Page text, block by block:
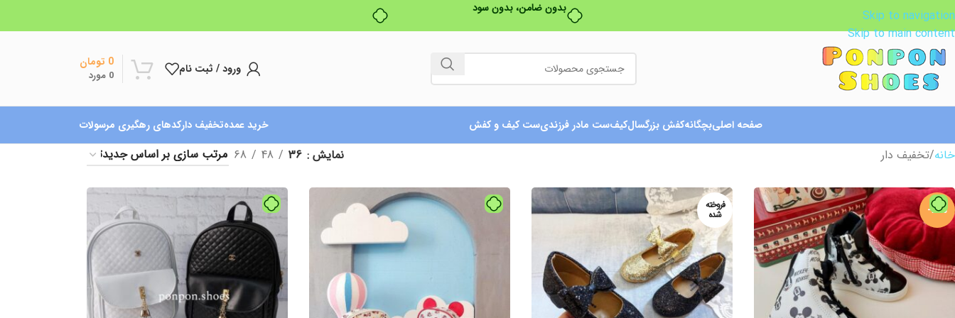
خرید قسطی با ترب‌پی
Skip to navigation
Skip to main content
ورود / ثبت نام 0 مورد
0 تومان
صفحه اصلیبچگانهکفش بزرگسالکیفست مادر فرزندیست کیف و کفش خرید عمدهتخفیف دارکدهای رهگیری مرسولات
خانه تخفیف دار نمایش 36
48
68
-15% فروخته
شده